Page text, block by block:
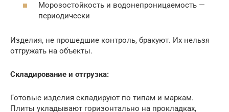
Морозостойкость и водонепроницаемость —
периодически
Изделия, не прошедшие контроль, бракуют. Их нельзя
отгружать на объекты.
Складирование и отгрузка:
Готовые изделия складируют по типам и маркам.
Плиты укладывают горизонтально на прокладках,